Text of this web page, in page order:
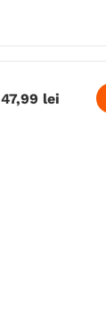
47,99 lei